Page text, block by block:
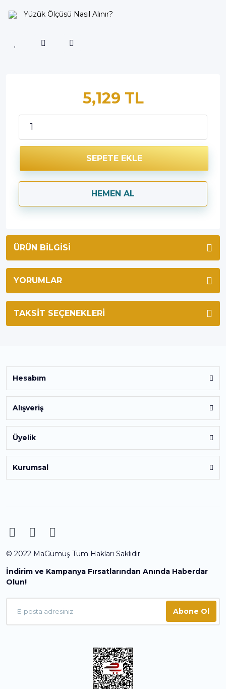
Yüzük Ölçüsü Nasıl Alınır?
5,129 TL
SEPETE EKLE
HEMEN AL
ÜRÜN BILGISI
YORUMLAR
TAKSIT SEÇENEKLERI
Hesabım
Alışveriş
Üyelik
Kurumsal
© 2022 MaGümüş Tüm Hakları Saklıdır
İndirim ve Kampanya Fırsatlarından Anında Haberdar
Olun!
Abone Ol